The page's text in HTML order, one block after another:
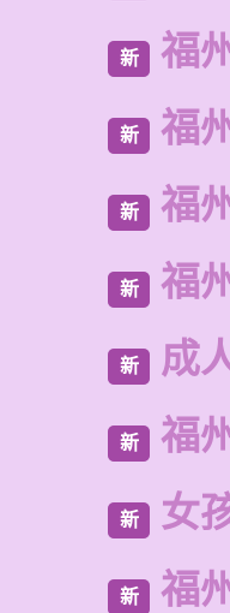
新 福
新 福
新 福
新 福
新 成
新 福
新 女
新 福